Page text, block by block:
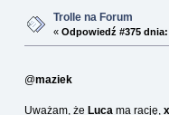
Trolle na Forum
« Odpowiedź #375 dnia:
@maziek
Uważam, że Lucama rację,